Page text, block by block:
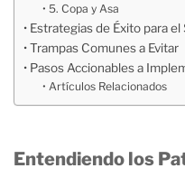
5. Copa y Asa
Estrategias de Éxito para
Trampas Comunes a Evitar
Pasos Accionables a
Artículos Relacionados
Entendiendo los